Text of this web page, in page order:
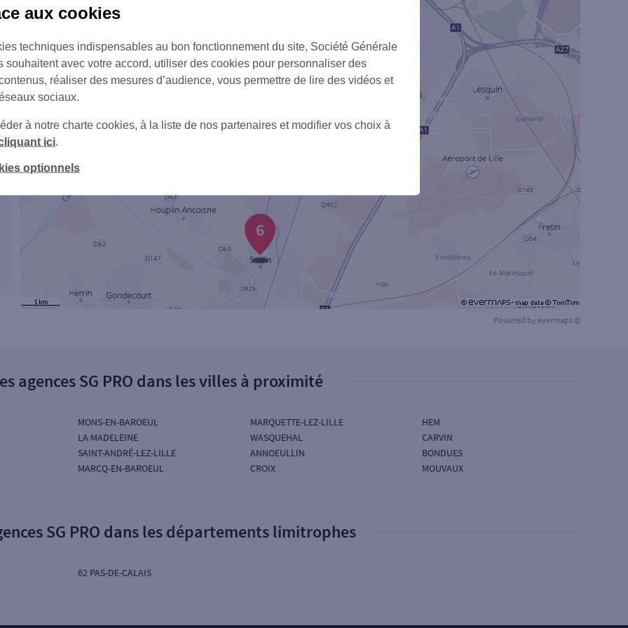
6
1
Powered by evermaps ©
agences SG PRO dans les villes à proximité
MONS-EN-BAROEUL
LA MADELEINE
SAINT-ANDRÉ-LEZ-LILLE
MARCQ-EN-BAROEUL
MARQUETTE-LEZ-LILLE
WASQUEHAL
ANNOEULLIN
CROIX
HEM
CARVIN
BONDUES
MOUVAUX
SG PRO dans les départements limitrophes
62 PAS-DE-CALAIS
aux cookies
techniques indispensables au bon fonctionnement du site, Société Générale
souhaitent avec votre accord, utiliser des cookies pour personnaliser des
réaliser des mesures d’audience, vous permettre de lire des vidéos et
sociaux.
à notre charte cookies, à la liste de nos partenaires et modifier vos choix à
ici.
optionnels